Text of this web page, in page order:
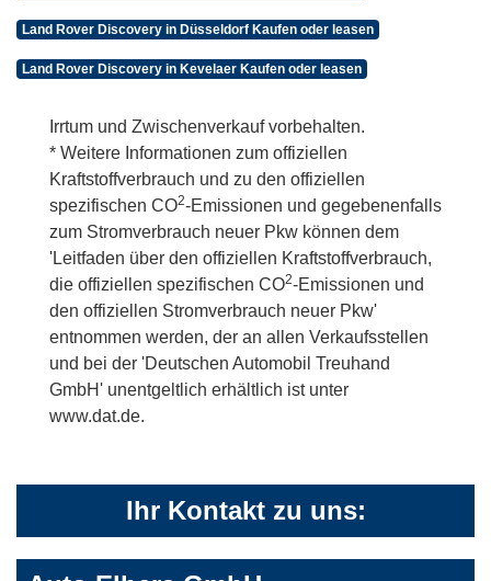
Land Rover Discovery in Düsseldorf Kaufen oder leasen
Land Rover Discovery in Kevelaer Kaufen oder leasen
Irrtum und Zwischenverkauf vorbehalten.
* Weitere Informationen zum offiziellen
Kraftstoffverbrauch und zu den offiziellen
spezifischen CO2-Emissionen und gegebenenfalls
zum Stromverbrauch neuer Pkw können dem
'Leitfaden über den offiziellen Kraftstoffverbrauch,
die offiziellen spezifischen CO2-Emissionen und
den offiziellen Stromverbrauch neuer Pkw'
entnommen werden, der an allen Verkaufsstellen
und bei der 'Deutschen Automobil Treuhand
GmbH' unentgeltlich erhältlich ist unter
www.dat.de.
Ihr Kontakt zu uns: